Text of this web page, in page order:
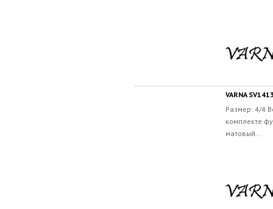
VARNA
Размер: 4/4
комплекте
матовый...